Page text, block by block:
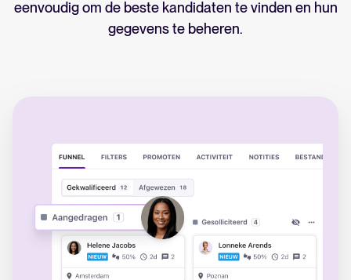
eenvoudig om de beste kandidaten te vinden en hun
gegevens te beheren.